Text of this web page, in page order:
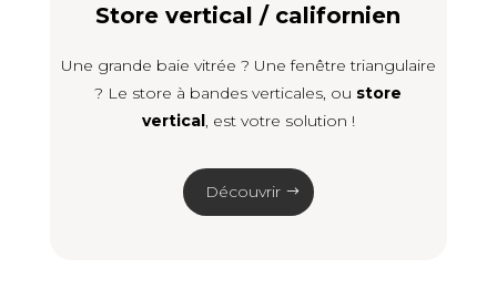
Store vertical / californien
Une grande baie vitrée ? Une fenêtre triangulaire
? Le store à bandes verticales, ou store
vertical, est votre solution !
Découvrir